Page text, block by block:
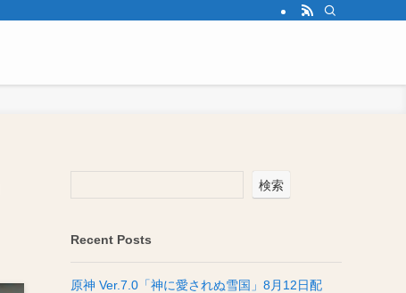
検索
Recent Posts
原神 Ver.7.0「神に愛されぬ雪国」8月12日配